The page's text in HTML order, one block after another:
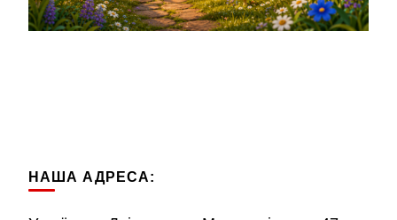
НАША АДРЕСА: